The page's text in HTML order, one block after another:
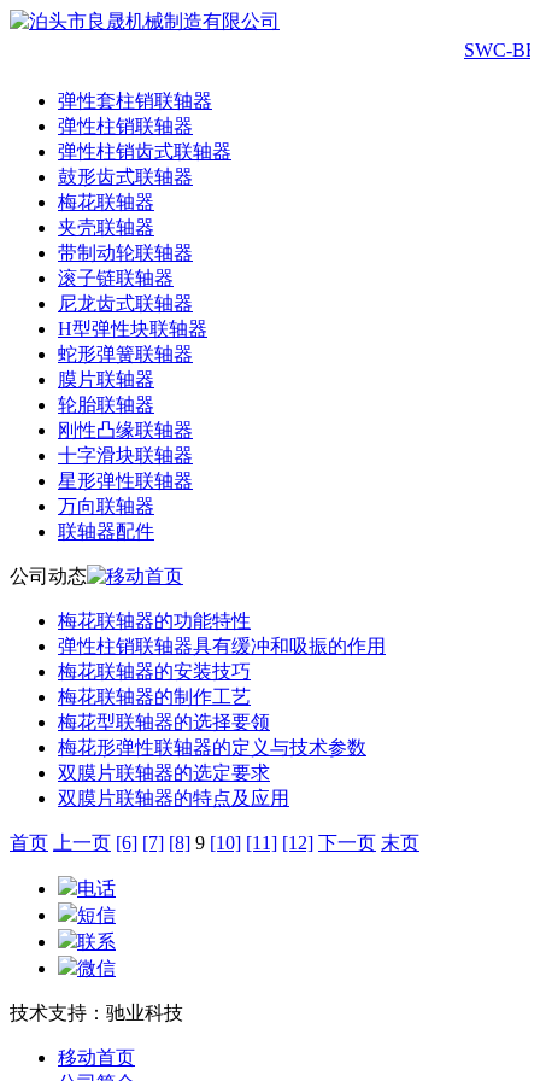
SWC-
弹性套柱销联轴器
弹性柱销联轴器
弹性柱销齿式联轴器
鼓形齿式联轴器
梅花联轴器
夹壳联轴器
带制动轮联轴器
滚子链联轴器
尼龙齿式联轴器
H型弹性块联轴器
蛇形弹簧联轴器
膜片联轴器
轮胎联轴器
刚性凸缘联轴器
十字滑块联轴器
星形弹性联轴器
万向联轴器
联轴器配件
公司动态
梅花联轴器的功能特性
弹性柱销联轴器具有缓冲和吸振的作用
梅花联轴器的安装技巧
梅花联轴器的制作工艺
梅花型联轴器的选择要领
梅花形弹性联轴器的定义与技术参数
双膜片联轴器的选定要求
双膜片联轴器的特点及应用
首页 上一页 [6] [7] [8] 9 [10] [11] [12] 下一页 末页
电话
短信
联系
微信
技术支持：驰业科技
移动首页